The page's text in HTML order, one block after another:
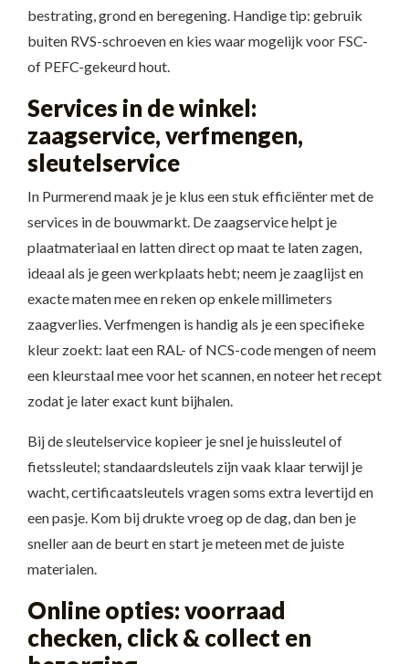
bestrating, grond en beregening. Handige tip: gebruik
buiten RVS-schroeven en kies waar mogelijk voor FSC-
of PEFC-gekeurd hout.
Services in de winkel:
zaagservice, verfmengen,
sleutelservice
In Purmerend maak je je klus een stuk efficiënter met de
services in de bouwmarkt. De zaagservice helpt je
plaatmateriaal en latten direct op maat te laten zagen,
ideaal als je geen werkplaats hebt; neem je zaaglijst en
exacte maten mee en reken op enkele millimeters
zaagverlies. Verfmengen is handig als je een specifieke
kleur zoekt: laat een RAL- of NCS-code mengen of neem
een kleurstaal mee voor het scannen, en noteer het recept
zodat je later exact kunt bijhalen.
Bij de sleutelservice kopieer je snel je huissleutel of
fietssleutel; standaardsleutels zijn vaak klaar terwijl je
wacht, certificaatsleutels vragen soms extra levertijd en
een pasje. Kom bij drukte vroeg op de dag, dan ben je
sneller aan de beurt en start je meteen met de juiste
materialen.
Online opties: voorraad
checken, click & collect en